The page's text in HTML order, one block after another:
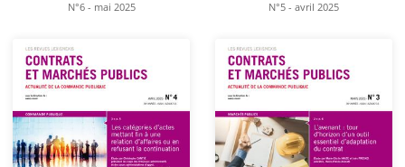
N°6 - mai 2025 N°5 - avril 2025